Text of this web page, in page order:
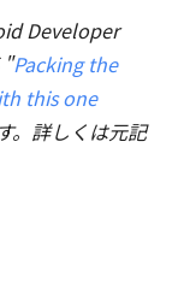
Developer
"Packing the
this one
。詳しくは元記